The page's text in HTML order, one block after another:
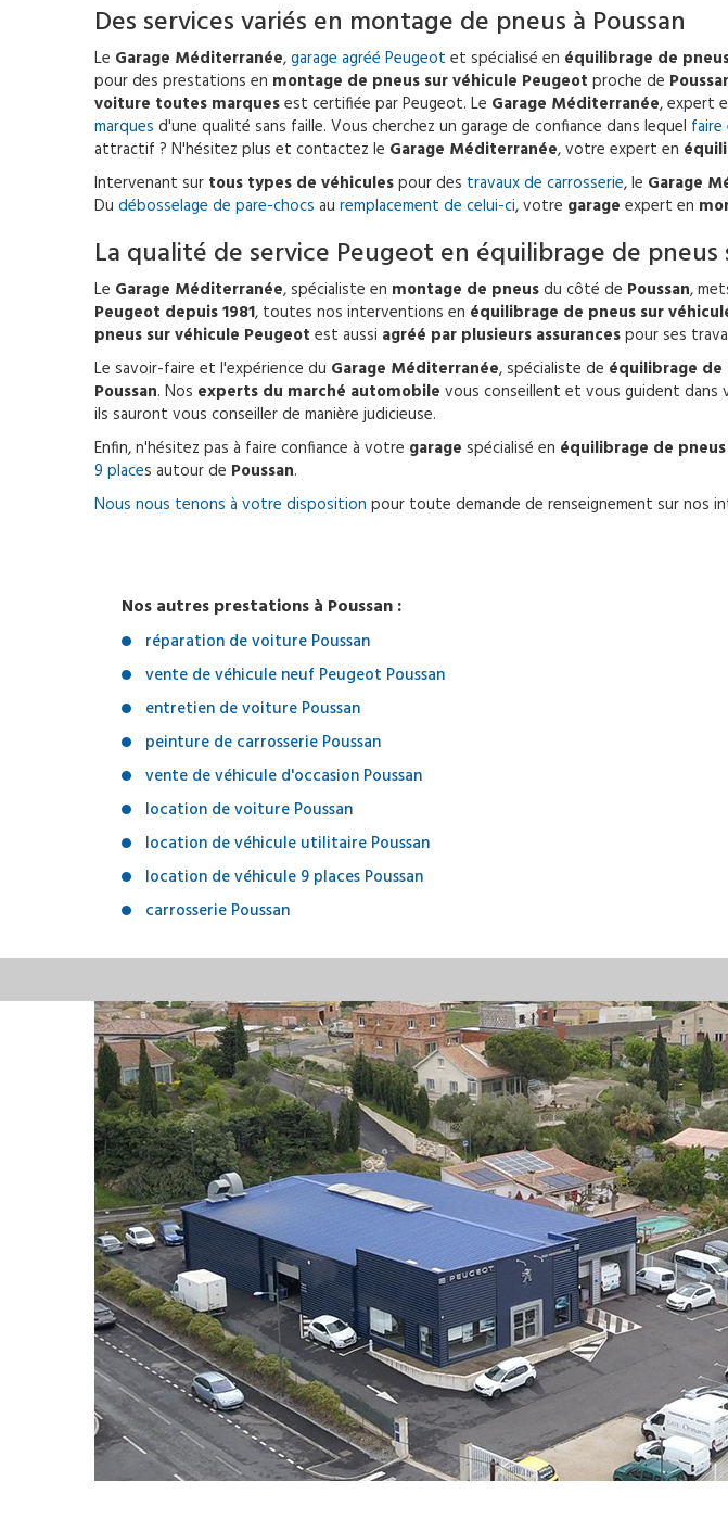
Des services variés en montage de pneus à Poussan
Le Garage Méditerranée,garage agréé Peugeot et spécialisé en équilibrage de
pour des prestations en montage de pneus sur véhicule Peugeot proche de
voiture toutes marquesest certifiée par Peugeot. Le Garage Méditerranée, expert
marques d'une qualité sans faille. Vous cherchez un garage de confiance dans lequel
attractif ? N'hésitez plus et contactez le Garage Méditerranée, votre expert en
Intervenant sur tous types de véhiculespour des travaux de carrosserie, le Garage
Du débosselage de pare-chocs au remplacement de celui-ci, votre garage expert en
La qualité de service Peugeot en équilibrage de
Le Garage Méditerranée, spécialiste en montage de pneusdu côté de Poussan,
Peugeot depuis 1981, toutes nos interventions en équilibrage de pneus sur
pneus sur véhicule Peugeot est aussi agréé par plusieurs assurancespour ses
Le savoir-faire et l'expérience du Garage Méditerranée, spécialiste de équilibrage de
Poussan. Nos experts du marché automobile vous conseillent et vous guident dans
ils sauront vous conseiller de manière judicieuse.
Enfin, n'hésitez pas à faire confiance à votre garage spécialisé en équilibrage de
9 places autour de Poussan.
Nous nous tenons à votre disposition pour toute demande de renseignement sur nos
Nos autres prestations à Poussan :
réparation de voiture Poussan
vente de véhicule neuf Peugeot Poussan
entretien de voiture Poussan
peinture de carrosserie Poussan
vente de véhicule d'occasion Poussan
location de voiture Poussan
location de véhicule utilitaire Poussan
location de véhicule 9 places Poussan
carrosserie Poussan